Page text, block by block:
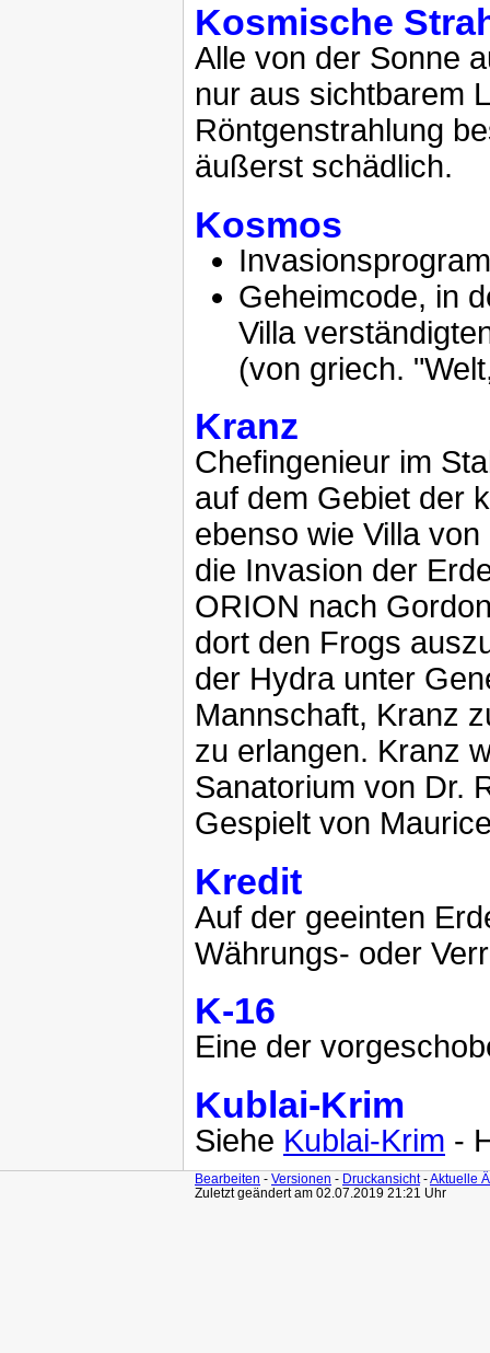
Kosmische
Alle von der Sonne
nur aus sichtbarem
Röntgenstrahlung
äußerst schädlich.
Kosmos
Geheimcode, in
Villa
(von griech.
Kranz
Chefingenieur im
auf dem Gebiet der
ebenso wie Villa
die Invasion der
ORION nach
dort den Frogs
der Hydra unter
Mannschaft, Kranz
zu erlangen. Kranz
Sanatorium von Dr.
Gespielt von
Kredit
Auf der geeinten
Währungs- oder
K-16
Eine der
Kublai-Krim
Siehe Kublai-Krim -
Bearbeiten - Versionen - Druckansicht-Aktuelle
Zuletzt geändert am 02.07.2019 21:21 Uhr